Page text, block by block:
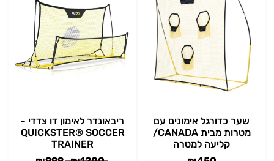
שער כדורגל אימונים עם
מטרות מבית CANADA/
קליעה למטרה
ריבאונדר לאימון דו צדדי -
QUICKSTER® SOCCER
TRAINER